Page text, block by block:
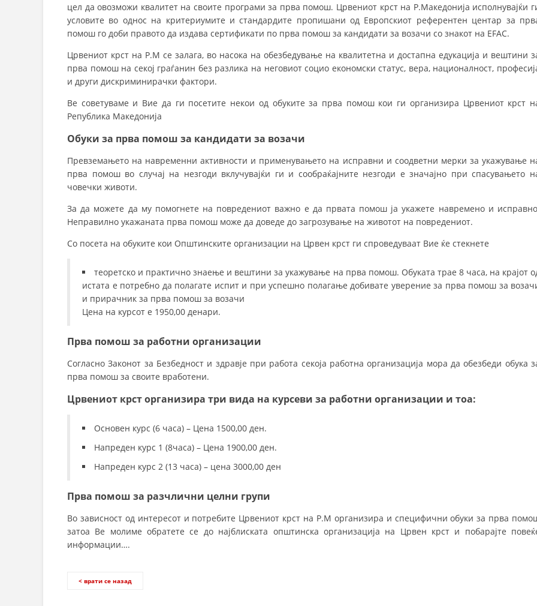
МЕНАЏМЕНТ НА ВОЛОНТЕРИ
ЗА НАС
СТРАТЕГИИ
БРОШУРИ
ПОСТЕРИ
цел да овозможи квалитет на своите програми за прва помош. Црвениот крст на Р.Македонија исполнувајќи
условите во однос на критериумите и стандардите пропишани од Европскиот референтен центар за
помош го доби правото да издава сертификати по прва помош за кандидати за возачи со знакот на EFAC.
Црвениот крст на Р.М се залага, во насока на обезбедување на квалитетна и достапна едукација и вештини
прва помош на секој граѓанин без разлика на неговиот социо економски статус, вера, националност,
и други дискриминирачки фактори.
Ве советуваме и Вие да ги посетите некои од обуките за прва помош кои ги организира Црвениот крст
Република Македонија
Обуки за прва помош за кандидати за возачи
Превземањето на навременни активности и применувањето на исправни и соодветни мерки за укажување
прва помош во случај на незгоди вклучувајќи ги и сообраќајните незгоди е значајно при спасувањето
човечки животи.
За да можете да му помогнете на повредениот важно е да првата помош ја укажете навремено и
Неправилно укажаната прва помош може да доведе до загрозување на животот на повредениот.
Со посета на обуките кои Општинските организации на Црвен крст ги спроведуваат Вие ќе стекнете
теоретско и практично знаење и вештини за укажување на прва помош. Обуката трае 8 часа, на крајот
истата е потребно да полагате испит и при успешно полагање добивате уверение за прва помош за
и прирачник за прва помош за возачи
Цена на курсот е 1950,00 денари.
Прва помош за работни организации
Согласно Законот за Безбедност и здравје при работа секоја работна организација мора да обезбеди обука
прва помош за своите вработени.
Црвениот крст организира три вида на курсеви за работни организации и тоа:
Основен курс (6 часа) – Цена 1500,00 ден.
Напреден курс 1 (8часа) – Цена 1900,00 ден.
Напреден курс 2 (13 часа) – цена 3000,00 ден
Прва помош за разчлични целни групи
Во зависност од интересот и потребите Црвениот крст на Р.М организира и специфични обуки за прва
затоа Ве молиме обратете се до најблиската општинска организација на Црвен крст и побарајте
информации….
< врати се назад